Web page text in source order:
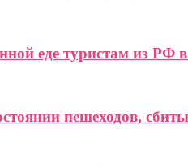
еде туристам из РФ
пешеходов,